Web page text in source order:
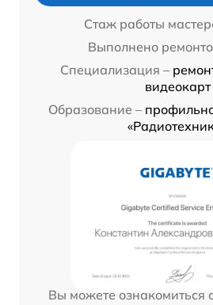
Стаж работы
Выполнено
Специализация –
видеокарт
Образование –
Вы можете ознакомиться